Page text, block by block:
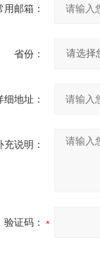
用邮箱：
省份：
细地址：
充说明：
验证码：